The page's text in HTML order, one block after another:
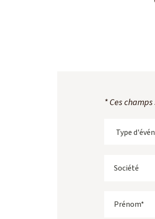
* Ces